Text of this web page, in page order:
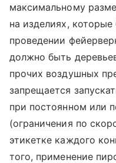
максимальному
на изделиях, которые
проведении
должно быть
прочих воздушных
запрещается
при постоянном или
(ограничения по
этикетке каждого
того, применение